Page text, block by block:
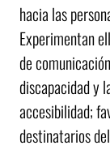
hacia las
Experimentan
de
discapacidad y
accesibilidad;
destinatarios